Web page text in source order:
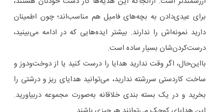
برای عیدی‌دادن به بچه‌های فامیل هم مناسب‌اند؛ چون اطمینان
دارید نمونه‌اش را ندارند. بیشتر ایده‌هایی که در ادامه می‌بینید،
درست‌کردن‌شان بسیار ساده است.
بااین‌حال، اگر وقت ندارید هدایا را درست کنید یا از دوخت‌ودوز و
ساخت کاردستی سررشته ندارید، می‌توانید هدایای ریز و درشتی را
بخرید و در یک بسته بندی خلاقانه به‌صورت مجموعه دربیاورید.